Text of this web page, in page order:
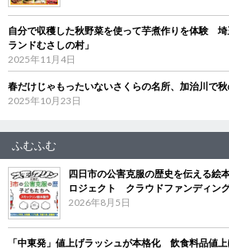
自分で収穫した秋野菜を使って芋煮作りを体験
ランドむさしの村」
2025年11月4日
春だけじゃもったいないさくらの名所、加治川で
2025年10月23日
ふむふむ
四日市の公害克服の歴史を伝える絵
ロジェクト クラウドファンディン
2026年8月5日
「中東発」値上げラッシュが本格化 飲食料品値